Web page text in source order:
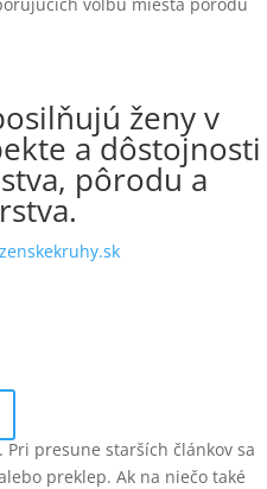
ženy v
a dôstojnosti
pôrodu a
presune starších článkov sa
preklep. Ak na niečo také